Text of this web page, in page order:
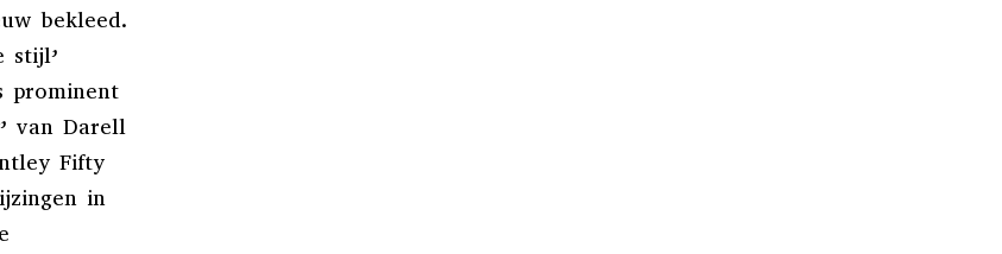
bekleed.
stijl’
prominent
van Darell
Fifty
in